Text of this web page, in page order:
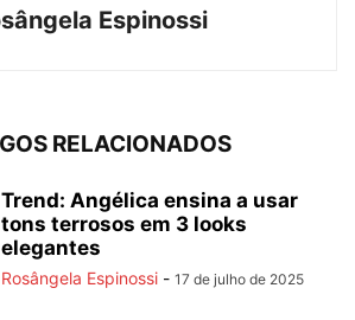
Espinossi
RELACIONADOS
Trend: Angélica ensina a usar
tons terrosos em 3 looks
elegantes
Rosângela Espinossi - 17 de julho de 2025